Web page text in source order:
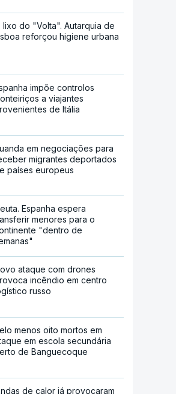
lixo do "Volta". Autarquia de
reforçou higiene urbana
impõe controlos
a viajantes
de Itália
em negociações para
migrantes deportados
países europeus
Espanha espera
menores para o
"dentro de
ataque com drones
incêndio em centro
russo
menos oito mortos em
em escola secundária
de Banguecoque
de calor já provocaram